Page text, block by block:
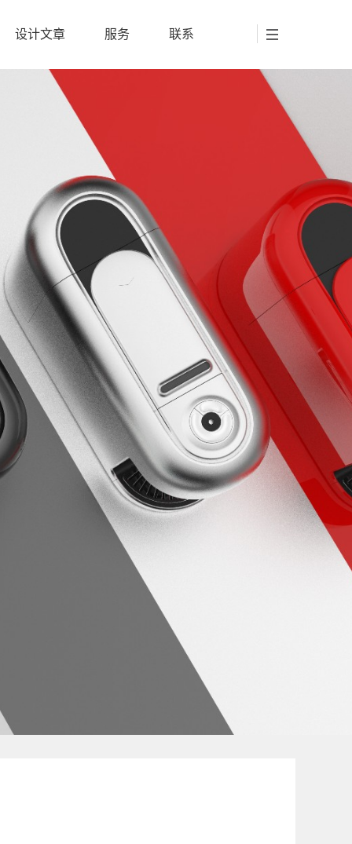
设计文章
服务
联系